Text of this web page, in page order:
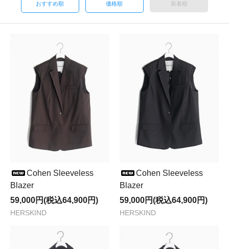
おすすめ順 価格順 新着順
Cohen Sleeveless
Blazer
59,000円(税込64,900円)
HERSKIND
Cohen Sleeveless
Blazer
59,000円(税込64,900円)
HERSKIND